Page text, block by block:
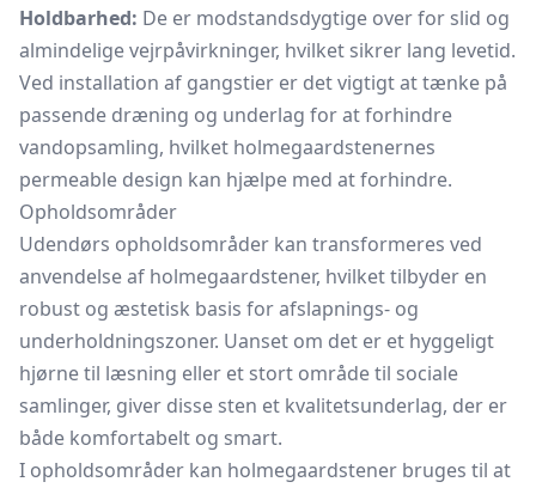
Holdbarhed: De er modstandsdygtige over for slid og
almindelige vejrpåvirkninger, hvilket sikrer lang levetid.
Ved installation af gangstier er det vigtigt at tænke på
passende dræning og underlag for at forhindre
vandopsamling, hvilket holmegaardstenernes
permeable design kan hjælpe med at forhindre.
Opholdsområder
Udendørs opholdsområder kan transformeres ved
anvendelse af holmegaardstener, hvilket tilbyder en
robust og æstetisk basis for afslapnings- og
underholdningszoner. Uanset om det er et hyggeligt
hjørne til læsning eller et stort område til sociale
samlinger, giver disse sten et kvalitetsunderlag, der er
både komfortabelt og smart.
I opholdsområder kan holmegaardstener bruges til at